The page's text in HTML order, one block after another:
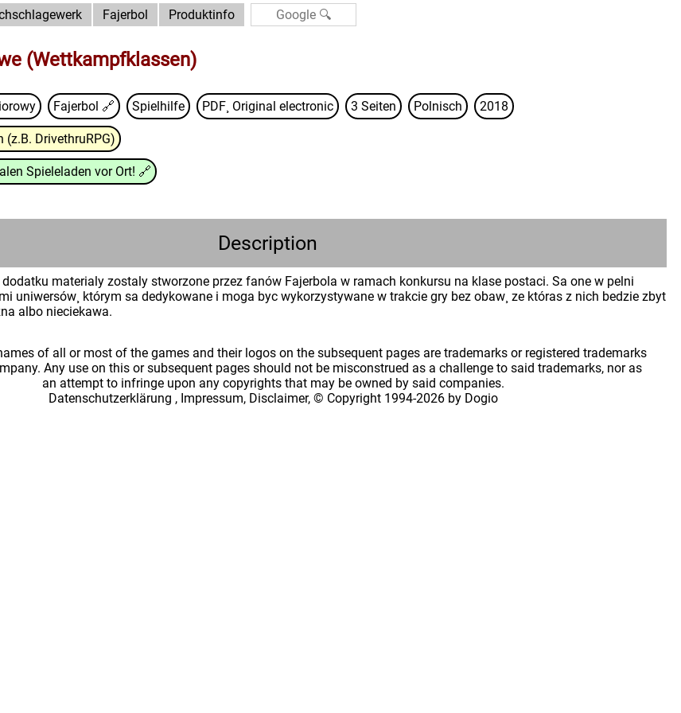
Fajerbol Produktinfo
(Wettkampfklassen)
Fajerbol 🔗 Spielhilfe PDF¸ Original electronic 3 Seiten Polnisch 2018
(z.B. DrivethruRPG)
Spieleladen vor Ort! 🔗
Description
materialy zostaly stworzone przez fanów Fajerbola w ramach konkursu na klase postaci. Sa one w pelni
uniwersów¸ którym sa dedykowane i moga byc wykorzystywane w trakcie gry bez obaw¸ ze któras z nich bedzie zbyt
albo nieciekawa.
of all or most of the games and their logos on the subsequent pages are trademarks or registered trademarks
Any use on this or subsequent pages should not be misconstrued as a challenge to said trademarks, nor as
an attempt to infringe upon any copyrights that may be owned by said companies.
Datenschutzerklärung , Impressum, Disclaimer, © Copyright 1994-2026 by Dogio